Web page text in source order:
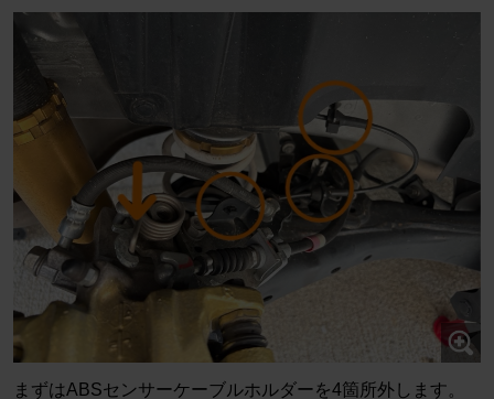
まずはABSセンサーケーブルホルダーを4箇所外します。